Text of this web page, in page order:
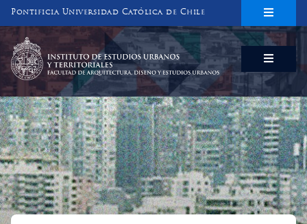
Pontificia Universidad Católica de Chile
INSTITUTO DE ESTUDIOS URBANOS
Y TERRITORIALES
FACULTAD DE ARQUITECTURA, DISEÑO Y ESTUDIOS URBANOS